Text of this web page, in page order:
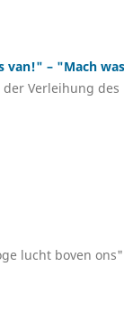
van!" – "Mach
Verleihung des
lucht boven ons"